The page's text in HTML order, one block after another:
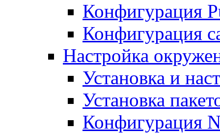
Конфигурация
Конфигурация
Настройка
Установка и
Установка
Конфигурация